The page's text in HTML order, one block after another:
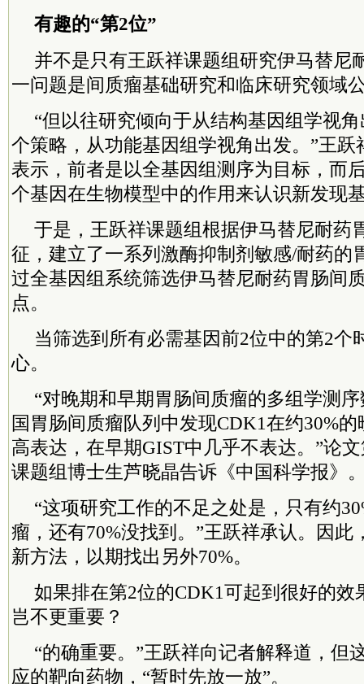
有趣的“第2位”
并不是只有王跃祥课题组研究伊马替尼
一问题是间质瘤基础研究和临床研究领域
“但以往研究倾向于从结构基因组学视
个策略，从功能基因组学视角出发。”王
表示，前者是以全基因组测序为目标，而
个基因在生物模型中的作用来认识新发现
于是，王跃祥课题组根据伊马替尼耐药
征，建立了一系列激酶抑制剂敏感/耐药的
过全基因组系统筛选伊马替尼耐药胃肠间
点。
当筛选到所有必需基因前2位中的第2个
心。
“对晚期和早期胃肠间质瘤的多组学测
国胃肠间质瘤队列中发现CDK1在约30%
高表达，在早期GIST中几乎不表达。”论
课题组博士生芦晓晶告诉《中国科学报》
“这项研究工作的不足之处是，只有约
瘤，还有70%没找到。”王跃祥承认。因此
新方法，以期找出另外70%。
如果排在第2位的CDK1可起到很好的效
岂不更重要？
“的确重要。”王跃祥向记者解释道，但
应的靶向药物，“暂时先放一放”。